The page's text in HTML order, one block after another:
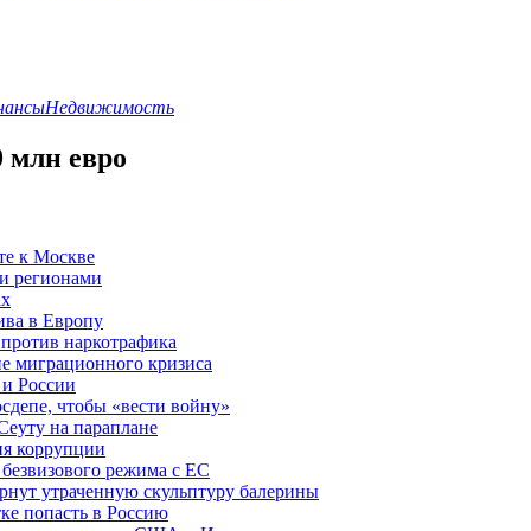
Недвижимость
млн евро
к Москве
регионами
в Европу
наркотрафика
миграционного кризиса
России
чтобы «вести войну»
на параплане
коррупции
режима с ЕС
утраченную скульптуру балерины
попасть в Россию